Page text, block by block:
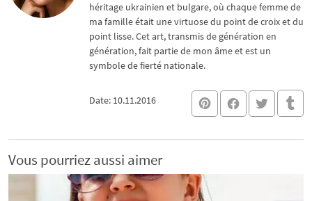
héritage ukrainien et bulgare, où chaque femme de
ma famille était une virtuose du point de croix et du
point lisse. Cet art, transmis de génération en
génération, fait partie de mon âme et est un
symbole de fierté nationale.
Date: 10.11.2016
Vous pourriez aussi aimer